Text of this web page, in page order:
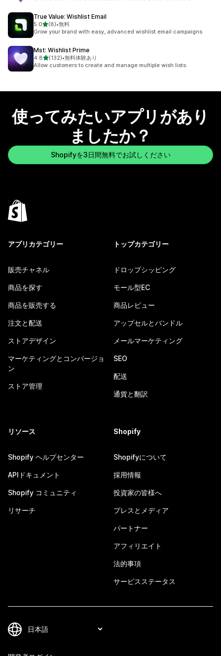
True Value: Wishlist Email
5.05つ星中
(8)
合計レビュー数：8件
•無料
Grow your brand with easy, advanced wishlist email campaigns
Mst: Wishlist Prime
4.85つ星中
(132)
合計レビュー数：132件
•無料体験あり
Allow customers to create and manage multiple wish lists.
使ってみたいアプリがあり
ましたか？
Shopifyを3日間無料でお試しください
アプリカテゴリー
販売チャネル
商品を探す
商品を販売する
注文と配送
ストアデザイン
マーケティングとコンバージョ
ン
ストア管理
トップカテゴリー
ドロップシッピング
モール型EC
商品レビュー
アップセルとバンドル
メールマーケティング
SEO
配送
通貨と翻訳
リソース
Shopify ヘルプセンター
APIドキュメント
Shopify コミュニティ
リサーチ
Shopify
Shopifyについて
採用情報
投資家の皆様へ
プレスとメディア
パートナー
アフィリエイト
法的事項
サービスステータス